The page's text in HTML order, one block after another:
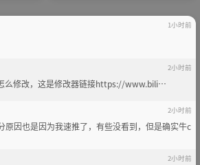
1小时前
2小时前
么修改，这是修改器链接https://www.bili…
2小时前
原因也是因为我速推了，有些没看到，但是确实牛c
2小时前